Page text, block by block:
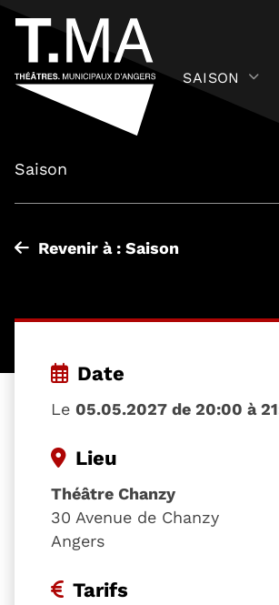
SAISON
Saison
Revenir à : Saison
Date
Le 05.05.2027 de 20:00 à
Lieu
Théâtre Chanzy
30 Avenue de Chanzy
Angers
Tarifs